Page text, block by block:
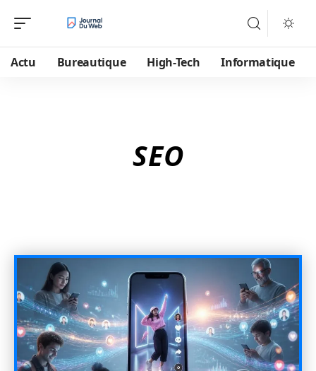
Actu Bureautique High-Tech Informatique
SEO